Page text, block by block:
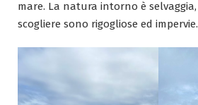
mare. La natura intorno è
scogliere sono rigogliose ed impervie.